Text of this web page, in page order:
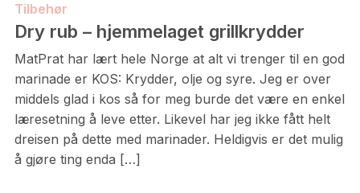
Tilbehør
Dry rub – hjemmelaget grillkrydder
MatPrat har lært hele Norge at alt vi trenger til en god
marinade er KOS: Krydder, olje og syre. Jeg er over
middels glad i kos så for meg burde det være en enkel
læresetning å leve etter. Likevel har jeg ikke fått helt
dreisen på dette med marinader. Heldigvis er det mulig
å gjøre ting enda […]